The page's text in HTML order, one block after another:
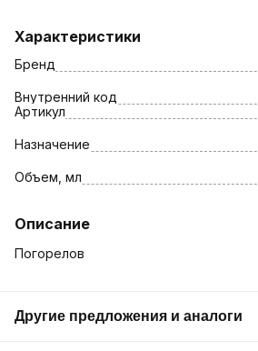
Характеристики
Бренд
Внутренний код
Артикул
Назначение
Объем, мл
Описание
Погорелов
Другие предложения и аналоги